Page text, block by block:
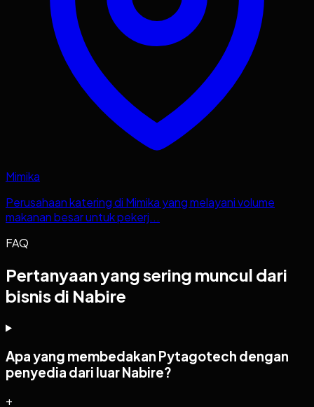
Mimika
Perusahaan katering di Mimika yang melayani volume
makanan besar untuk pekerj...
FAQ
Pertanyaan yang sering muncul dari
bisnis di Nabire
Apa yang membedakan Pytagotech dengan
penyedia dari luar Nabire?
+